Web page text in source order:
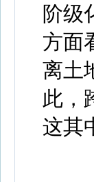
阶级
方面
离土
此，
这其